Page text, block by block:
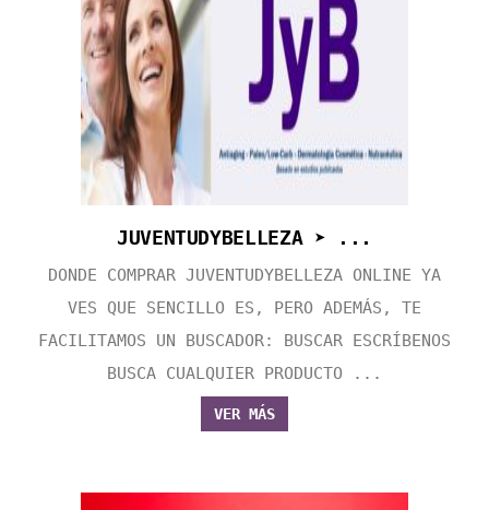
JUVENTUDYBELLEZA ➤ ...
DONDE COMPRAR JUVENTUDYBELLEZA ONLINE YA
VES QUE SENCILLO ES, PERO ADEMÁS, TE
FACILITAMOS UN BUSCADOR: BUSCAR ESCRÍBENOS
BUSCA CUALQUIER PRODUCTO ...
VER MÁS